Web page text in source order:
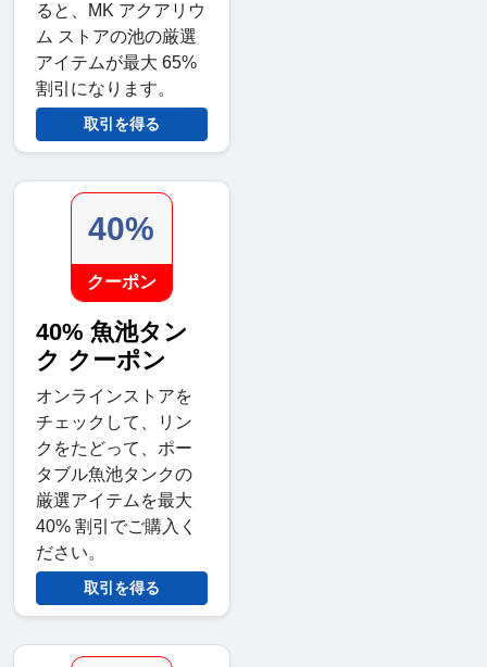
ると、MK アクアリウ
ム ストアの池の厳選
アイテムが最大 65%
割引になります。
取引を得る
40%
クーポン
40% 魚池タン
ク クーポン
オンラインストアを
チェックして、リン
クをたどって、ポー
タブル魚池タンクの
厳選アイテムを最大
40% 割引でご購入く
ださい。
取引を得る